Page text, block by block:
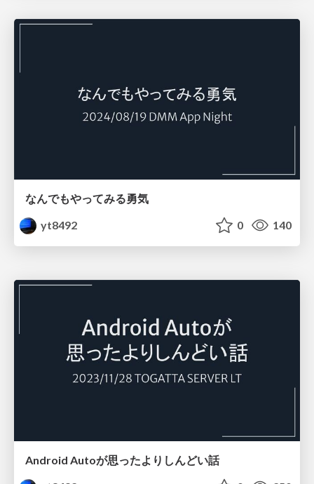
なんでもやってみる勇気
yt8492
0 140
Android Autoが思ったよりしんどい話